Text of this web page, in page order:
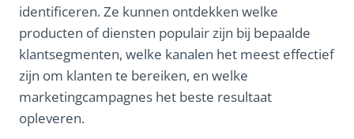
identificeren. Ze kunnen ontdekken welke
producten of diensten populair zijn bij bepaalde
klantsegmenten, welke kanalen het meest effectief
zijn om klanten te bereiken, en welke
marketingcampagnes het beste resultaat
opleveren.